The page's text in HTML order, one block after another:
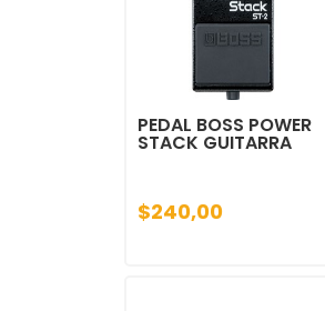
PEDAL BOSS POWER
STACK GUITARRA
$240,00